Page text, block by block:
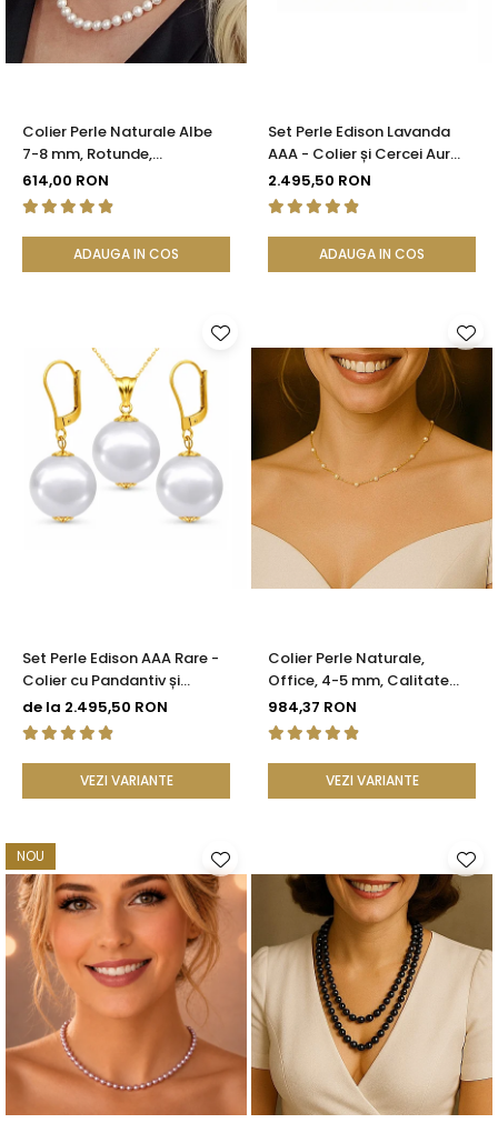
Colier Perle Naturale Albe
7-8 mm, Rotunde,
Închizătoare Argint 925 |
KASKADDA®
614,00 RON
ADAUGA IN COS
Set Perle Edison Lavanda
AAA - Colier și Cercei Aur
Galben 14K, Perle Naturale
11,5-12 mm| KASKADDA®
2.495,50 RON
ADAUGA IN COS
Set Perle Edison AAA Rare -
Colier cu Pandantiv și
Cercei cu Aur Galben 14K,
Perle Naturale 12,5-13 mm |
de la 2.495,50 RON
VEZI VARIANTE
Colier Perle Naturale,
Office, 4-5 mm, Calitate
AAA, Aur 14K | KASKADDA®
984,37 RON
VEZI VARIANTE
NOU